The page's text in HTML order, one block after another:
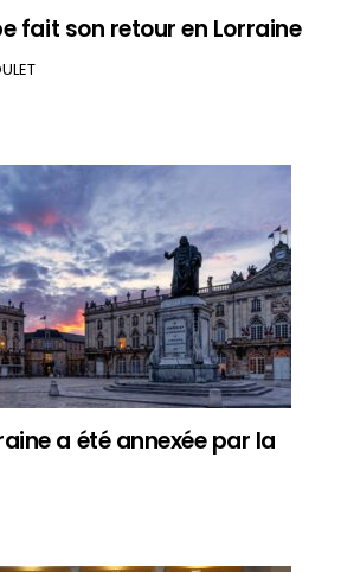
fait son retour en Lorraine
a été annexée par la